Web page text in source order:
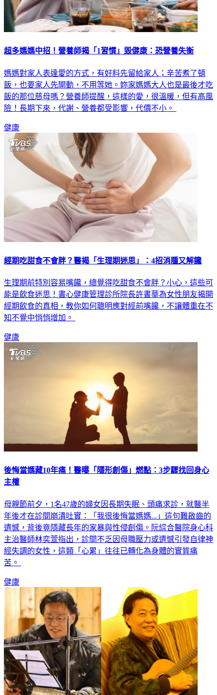
超多媽媽中招！營養師揭「1習慣」毀健康：恐營養失衡
媽媽對家人表達愛的方式，有好料先留給家人；辛苦煮了頓
飯，也要家人先開動，不用等她。妳家媽媽大人也是最後才吃
飯的那位慈母嗎？營養師提醒，這樣的愛，很溫暖，但有高風
險！長期下來，代謝、營養都受影響，代價不小。
健康
經期吃甜食不會胖？醫揭「生理期迷思」：4招消腫又解饞
生理期前特別容易嘴饞，總覺得吃甜食不會胖？小心，這些可
能是飲食迷思！書心健康管理診所院長許書華為女性朋友揭開
經期飲食的真相，教你如何聰明應對經前嘴饞，不讓體重在不
知不覺中悄悄增加。
健康
後悔當媽藏10年痛！醫曝「隱形創傷」燃點：3步驟找回身心
主權
母親節前夕，1名47歲的婦女因長期失眠、頭痛求診，就醫半
年後才在診間崩潰吐實：「我很後悔當媽媽...」這句難啟齒的
遺憾，背後竟隱藏長年的家暴與性侵創傷。阮綜合醫院身心科
主治醫師林奕萱指出，診間不乏因母職壓力或遺憾引發自律神
經失調的女性，這類「心累」往往已轉化為身體的實質痛
苦。
健康